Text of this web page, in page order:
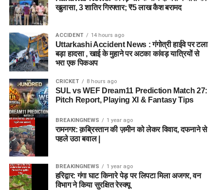
खुलासा, 3 शातिर गिरफ्तार; ₹5 लाख कैश बरामद
ACCIDENT 14 hours ago
Uttarkashi Accident News : गंगोत्री हाईवे पर टला
बड़ा हादसा , खाई के मुहाने पर अटका कांवड़ यात्रियों से
भरा एक पिकअप
CRICKET 8 hours ago
SUL vs WEF Dream11 Prediction Match 27:
Pitch Report, Playing XI & Fantasy Tips
BREAKINGNEWS 1 year ago
रामनगर: क़ब्रिस्तान की ज़मीन को लेकर विवाद, दफनाने से
पहले उठा बवाल |
BREAKINGNEWS 1 year ago
हरिद्वार: गंगा घाट किनारे पेड़ पर लिपटा मिला अजगर, वन
विभाग ने किया सुरक्षित रेस्क्यू